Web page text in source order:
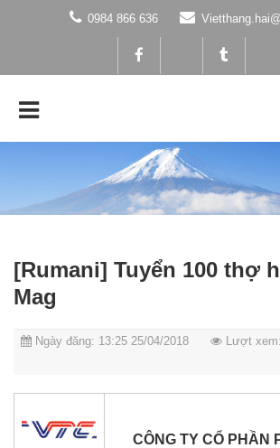
0984 866 636
[Rumani] Tuyển 100 thợ
Mag
Ngày đăng: 13:25 25/04/2018
Lượt
CÔNG TY CỔ PHẦN